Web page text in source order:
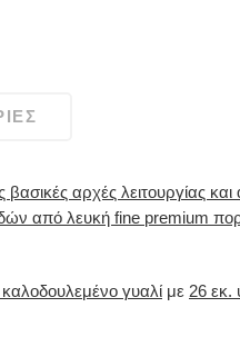
βασικές αρχές λειτουργίας
από λευκή fine premium
γυαλί με 26 εκ.